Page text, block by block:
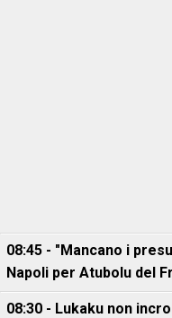
08:45 - "Mancano i
Napoli per Atubolu del
08:30 - Lukaku non